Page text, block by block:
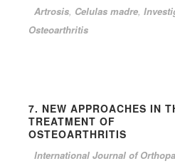
Artrosis, Celulas madre,
Osteoarthritis
7. NEW APPROACHES IN
TREATMENT OF
OSTEOARTHRITIS
International Journal of